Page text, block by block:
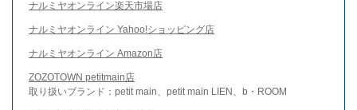
ナルミヤオンライン楽天市場店
ナルミヤオンライン Yahoo!ショッピング店
ナルミヤオンライン Amazon店
ZOZOTOWN petitmain店
取り扱いブランド：petit main、petit main LIEN、b・ROOM